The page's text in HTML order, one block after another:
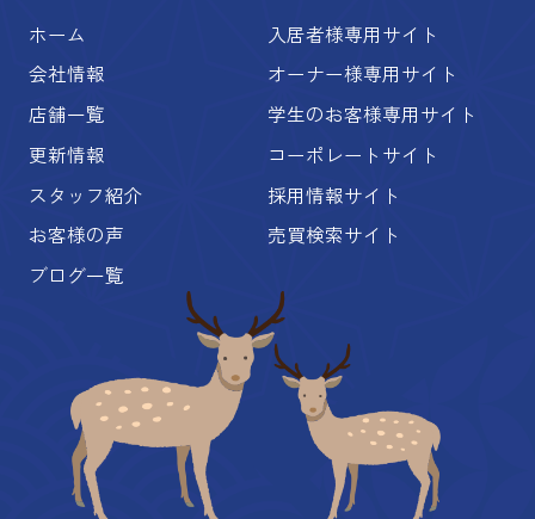
ホーム
会社情報
店舗一覧
更新情報
スタッフ紹介
お客様の声
ブログ一覧
入居者様専用サイト
オーナー様専用サイト
学生のお客様専用サイト
コーポレートサイト
採用情報サイト
売買検索サイト